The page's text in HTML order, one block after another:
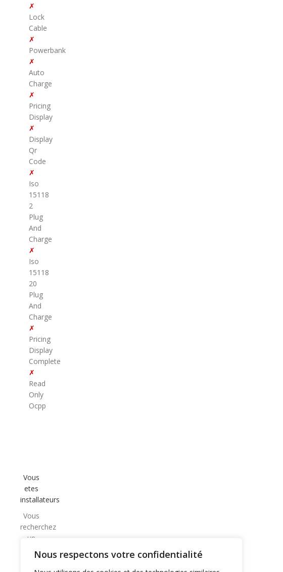
Nous respectons votre confidentialité
✗
Lock
Cable
✗
Powerbank
✗
Auto
Charge
✗
Pricing
Display
✗
Display
Qr
Code
✗
Iso
15118
2
Plug
And
Charge
✗
Iso
15118
20
Plug
And
Charge
✗
Pricing
Display
Complete
✗
Read
Only
Ocpp
Vous
etes
installateurs
Vous
recherchez
un
partenaire
CPO